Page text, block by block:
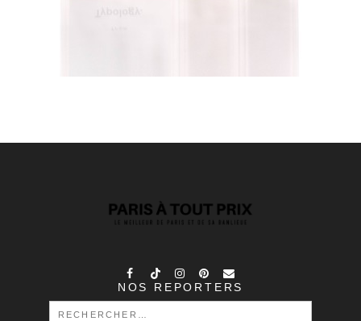
NOS REPORTERS